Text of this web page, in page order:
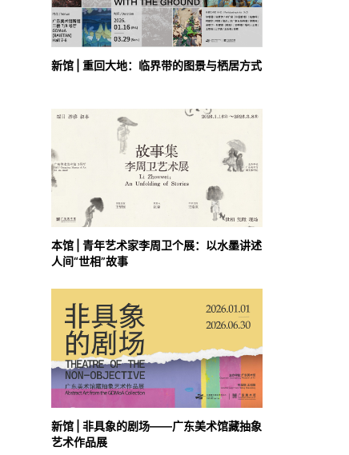
新馆 | 重回大地：临界带的图景与栖居方式
本馆 | 青年艺术家李周卫个展：以水墨讲述
人间“世相”故事
新馆 | 非具象的剧场——广东美术馆藏抽象
艺术作品展